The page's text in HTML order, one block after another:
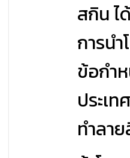
สกิน ไ
การนำ
ข้อกำ
ประเ
ทำลา